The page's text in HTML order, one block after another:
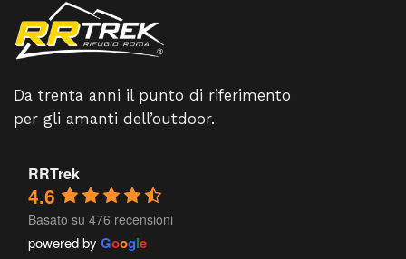
Da trenta anni il punto di riferimento
per gli amanti dell’outdoor.
RRTrek
4.6
Basato su 476 recensioni
powered by Google